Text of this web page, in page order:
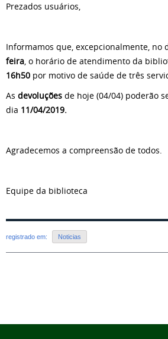
Prezados usuários,
Informamos que, excepcionalmente, no
feira, o horário de atendimento da
16h50 por motivo de saúde de três
As devoluções de hoje (04/04) poderão
dia 11/04/2019.
Agradecemos a compreensão de todos.
Equipe da biblioteca
registrado em: Noticias